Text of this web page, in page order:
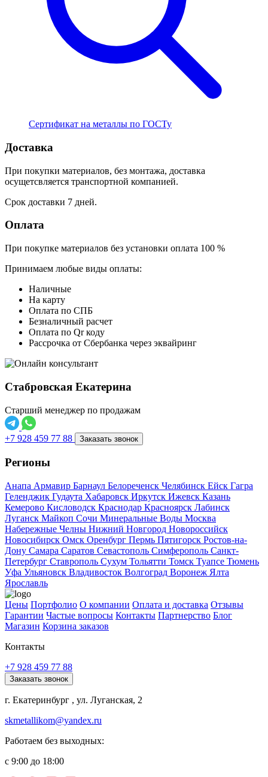
Сертификат на металлы по ГОСТу
Доставка
При покупки материалов, без монтажа, доставка
осущетсвляется транспортной компанией.
Срок доставки 7 дней.
Оплата
При покупке материалов без установки оплата 100 %
Принимаем любые виды оплаты:
Наличные
На карту
Оплата по СПБ
Безналичный расчет
Оплата по Qr коду
Рассрочка от Сбербанка через эквайринг
Стабровская Екатерина
Старший менеджер по продажам
+7 928 459 77 88 Заказать звонок
Регионы
Анапа Армавир Барнаул Белореченск Челябинск Ейск Гагра
Геленджик Гудаута Хабаровск Иркутск Ижевск Казань
Кемерово Кисловодск Краснодар Красноярск Лабинск
Луганск Майкоп Сочи Минеральные Воды Москва
Набережные Челны Нижний Новгород Новороссийск
Новосибирск Омск Оренбург Пермь Пятигорск Ростов-на-
Дону Самара Саратов Севастополь Симферополь Санкт-
Петербург Ставрополь Сухум Тольятти Томск Туапсе Тюмень
Уфа Ульяновск Владивосток Волгоград Воронеж Ялта
Ярославль
Цены Портфолио О компании Оплата и доставка Отзывы
Гарантии Частые вопросы Контакты Партнерство Блог
Магазин Корзина заказов
Контакты
+7 928 459 77 88
Заказать звонок
г. Екатеринбург , ул. Луганская, 2
skmetallikom@yandex.ru
Работаем без выходных:
с 9:00 до 18:00